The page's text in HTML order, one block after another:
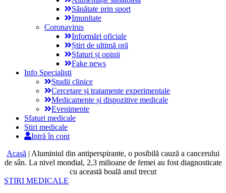
Sănătate prin sport
Imunitate
Coronavirus
Informări oficiale
Știri de ultimă oră
Sfaturi și opinii
Fake news
Info Specialişti
Studii clinice
Cercetare și tratamente experimentale
Medicamente și dispozitive medicale
Evenimente
Sfaturi medicale
Ştiri medicale
Intră în cont
Acasă | Aluminiul din antiperspirante, o posibilă cauză a cancerului
de sân. La nivel mondial, 2,3 milioane de femei au fost diagnosticate
cu această boală anul trecut
ŞTIRI MEDICALE